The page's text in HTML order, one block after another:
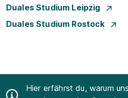
Duales Studium Leipzig
Duales Studium Rostock
Hier erfährst du, warum